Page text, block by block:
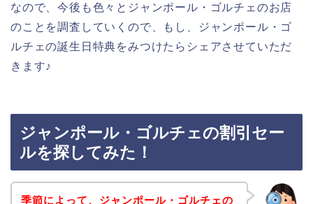
なので、今後も色々とジャンポール・ゴルチェのお店
のことを調査していくので、もし、ジャンポール・ゴ
ルチェの誕生日特典をみつけたらシェアさせていただ
きます♪
ジャンポール・ゴルチェの割引セー
ルを探してみた！
季節によって、ジャンポール・ゴルチェの